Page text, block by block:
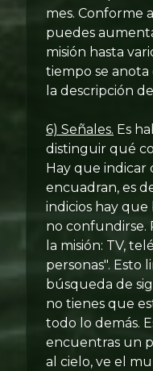
mes. Conforme
puedes
misión hasta
tiempo se
la descripción
6) Señales. Es
distinguir qué
Hay que indicar
encuadran, es
indicios hay que
no confundirse.
la misión: TV,
personas". Esto
búsqueda de
no tienes que
todo lo demás.
encuentras un
al cielo, ve el